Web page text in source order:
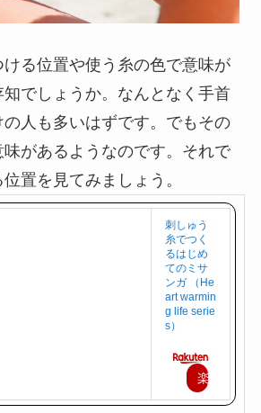
ける位置や使う糸の色で意味が
の人も多いはずです。でもその
味があるようなのです。それで